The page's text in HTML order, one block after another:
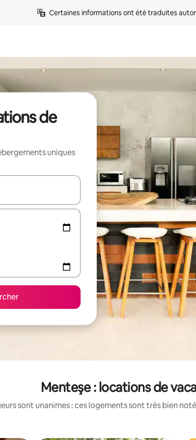
Certaines informations ont été traduites
de
uniques
utilisez les flèches vers le haut et vers le bas pour les
Menteşe : locations de
sont unanimes : ces logements sont très bien